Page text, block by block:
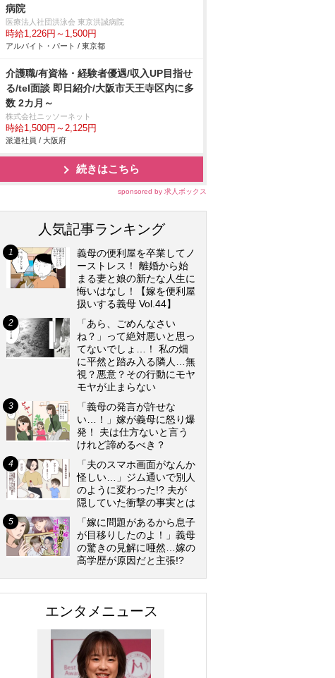
病院
医療法人社団洪泳会 東京洪誠病院
時給1,226円～1,500円
アルバイト・パート / 東京都
介護職/有資格・経験者優遇/収入UP目指せ
る/tel面談 即日紹介/大阪市天王寺区内に多
数 2カ月～
株式会社ニッソーネット
時給1,500円～2,125円
派遣社員 / 大阪府
続きはこちら
sponsored by 求人ボックス
人気記事ランキング
義母の便利屋を卒業してノ
ーストレス！ 離婚から始
まる妻と娘の新たな人生に
悔いはなし！【嫁を便利屋
扱いする義母 Vol.44】
「あら、ごめんなさい
ね？」って絶対悪いと思っ
てないでしょ…！ 私の畑
に平然と踏み入る隣人…無
視？悪意？その行動にモヤ
モヤが止まらない
「義母の発言が許せな
い…！」嫁が義母に怒り爆
発！ 夫は仕方ないと言う
けれど諦めるべき？
「夫のスマホ画面がなんか
怪しい…」ジム通いで別人
のように変わった!? 夫が
隠していた衝撃の事実とは
「嫁に問題があるから息子
が目移りしたのよ！」義母
の驚きの見解に唖然…嫁の
高学歴が原因だと主張!?
エンタメニュース